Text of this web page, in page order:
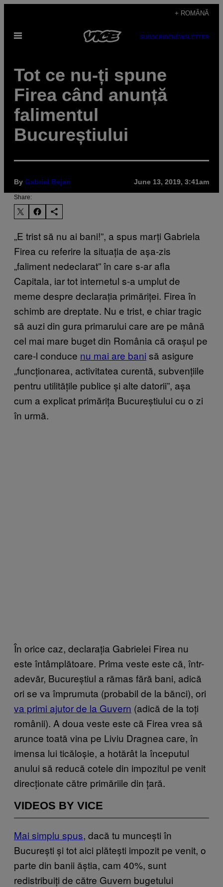
content
+ ROMÂNĂ
Open
SUBSCRIBENEWSLETTER
Tot ce nu-ți spune
Firea când anunță
falimentul
Bucureștiului
By Gabriel Bejan June 13, 2019, 3:41am
Share:
„E trist să nu ai bani!”, a spus marți Gabriela
Firea cu referire la situația de așa-zis
„faliment nedeclarat” în care s-ar afla
Capitala, iar tot internetul s-a umplut de
meme despre declarația primăriței. Firea în
schimb are dreptate. Nu e trist, e chiar tragic
să auzi din gura primarului care are pe mână
cel mai mare buget din România că orașul pe
care-l conduce nu mai are bani să asigure
„funcționarea, activitatea curentă, subvențiile
pentru utilitățile publice și alte datorii”, așa
cum a explicat primărița Bucureștiului cu o zi
în urmă.
În orice caz, declarația Gabrielei Firea nu
este întâmplătoare. Prima veste este că, într-
adevăr, Bucureștiul a rămas fără bani, adică
ori se va împrumuta (probabil de la bănci), ori
va primi ajutor de la Guvern (adică de la toți
românii). A doua veste este că Firea vrea să
arunce toată vina pe Liviu Dragnea care, în
imensa lui ticăloșie, a hotărât la începutul
anului să reducă cotele din impozitul pe venit
direcționate către primăriile din țară.
VIDEOS BY VICE
Mai simplu spus, dacă tu muncești în
București și tot aici plătești impozit pe venit, o
parte din banii ăștia, cam 40%, sunt
redistribuiți de către Guvern bugetului